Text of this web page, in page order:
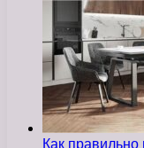
Как